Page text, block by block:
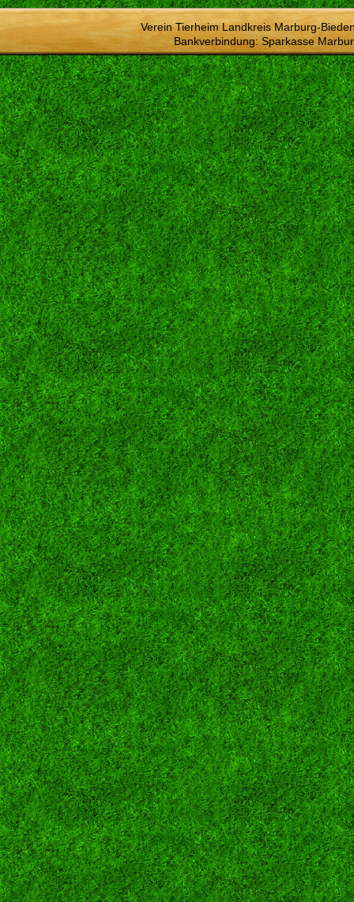
Verein Tierheim Landkreis Marburg-
Bankverbindung: Sparkasse